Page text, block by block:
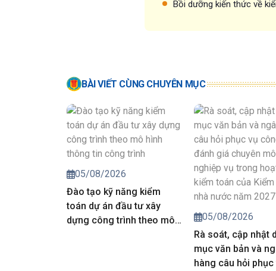
Bồi dưỡng kiến thức về
BÀI VIẾT CÙNG CHUYÊN MỤC
05/08/2026
Đào tạo kỹ năng kiểm
toán dự án đầu tư xây
dựng công trình theo mô
05/08/2026
Rà soát, cập nhật
mục văn bản và
hàng câu hỏi phục